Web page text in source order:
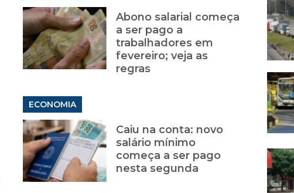
Abono salarial começa
a ser pago a
trabalhadores em
fevereiro; veja as
regras
ECONOMIA
Caiu na conta: novo
salário mínimo
começa a ser pago
nesta segunda